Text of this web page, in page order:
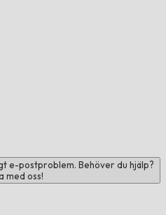
e-postproblem. Behöver du hjälp?
med oss!